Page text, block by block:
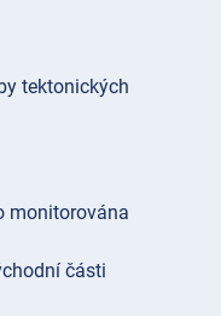
tektonických
monitorována
části